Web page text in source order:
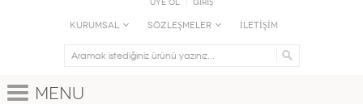
Üye Ol GİRİŞ
KURUMSAL SÖZLEŞMELER İLETİŞİM
Menu